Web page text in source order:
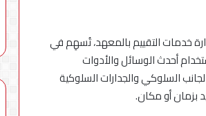
خدمات التقييم بالمعهد، تُسهِم في
أحدث الوسائل والأدوات
السلوكي والجدارات السلوكية
بزمان أو مكان.